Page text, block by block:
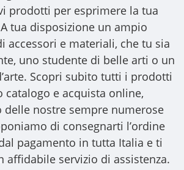
prodotti per esprimere la tua
tua disposizione un ampio
accessori e materiali, che tu sia
uno studente di belle arti o un
Scopri subito tutti i prodotti
catalogo e acquista online,
nostre sempre numerose
di consegnarti l’ordine
pagamento in tutta Italia e ti
affidabile servizio di assistenza.